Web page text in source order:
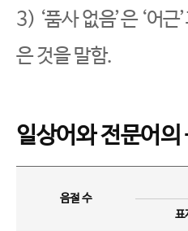
3) ‘품사 없음’은 ‘어
은 것을 말함.
일상어와 전문어의
음절 수
표